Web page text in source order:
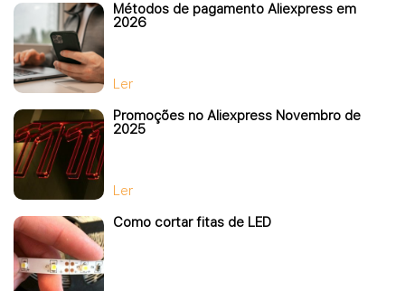
Métodos de pagamento Aliexpress em
2026
Ler
Promoções no Aliexpress Novembro de
2025
Ler
Como cortar fitas de LED